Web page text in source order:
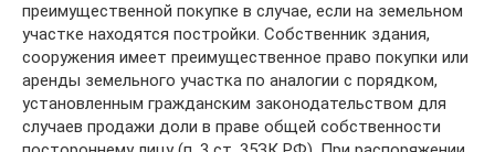
преимущественной покупке в случае, если на земельном
участке находятся постройки. Собственник здания,
сооружения имеет преимущественное право покупки или
аренды земельного участка по аналогии с порядком,
установленным гражданским законодательством для
случаев продажи доли в праве общей собственности